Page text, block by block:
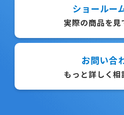
ショールー
実際の商品を見
お問い合
もっと詳しく相